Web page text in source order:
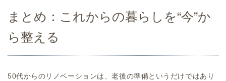
まとめ：これからの暮らしを“今”か
ら整える
50代からのリノベーションは、老後の準備というだけではあり